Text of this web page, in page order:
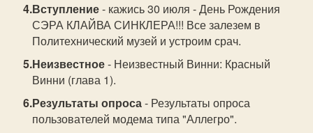
Вступление- кажись 30 июля - День Рождения
СЭРА КЛАЙВА СИНКЛЕРА!!! Все залезем в
Политехнический музей и устроим срач.
Неизвестное- Неизвестный Винни: Красный
Винни (глава 1).
Результаты опроса- Результаты опроса
пользователей модема типа "Аллегро".